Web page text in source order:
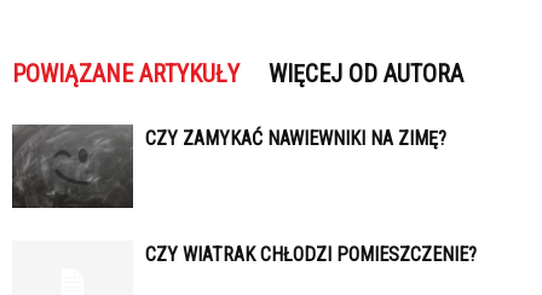
POWIĄZANE ARTYKUŁY WIĘCEJ OD AUTORA
CZY ZAMYKAĆ NAWIEWNIKI NA ZIMĘ?
CZY WIATRAK CHŁODZI POMIESZCZENIE?